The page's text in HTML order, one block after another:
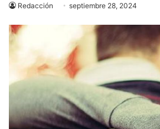
Redacción septiembre 28, 2024